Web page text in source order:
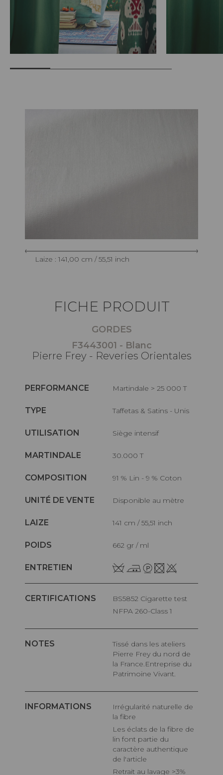
Laize : 141,00 cm / 55,51 inch
FICHE PRODUIT
GORDES
F3443001 - Blanc
Pierre Frey - Reveries Orientales
PERFORMANCE Martindale > 25 000 T
TYPE Taffetas & Satins - Unis
UTILISATION Siège intensif
MARTINDALE 30.000 T
COMPOSITION 91 % Lin - 9 % Coton
UNITÉ DE VENTE Disponible au mètre
LAIZE 141 cm / 55,51 inch
POIDS 662 gr / ml
ENTRETIEN
CERTIFICATIONS
BS5852 Cigarette test
NFPA 260-Class 1
NOTES
Tissé dans les ateliers
Pierre Frey du nord de
la France.Entreprise du
Patrimoine Vivant.
INFORMATIONS
Irrégularité naturelle de
la fibre
Les éclats de la fibre de
lin font partie du
caractère authentique
de l'article
Retrait au lavage >3%